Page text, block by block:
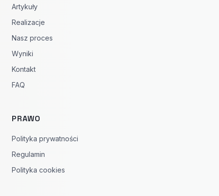
Artykuły
Realizacje
Nasz proces
Wyniki
Kontakt
FAQ
PRAWO
Polityka prywatności
Regulamin
Polityka cookies